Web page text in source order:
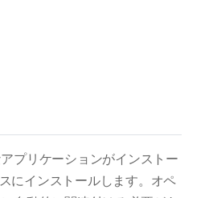
プリケーションがインストー
にインストールします。オペ